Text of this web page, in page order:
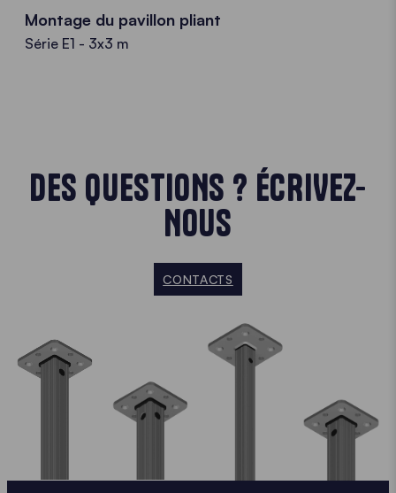
Montage du pavillon pliant
Série E1 - 3x3 m
DES QUESTIONS ? ÉCRIVEZ-
NOUS
CONTACTS